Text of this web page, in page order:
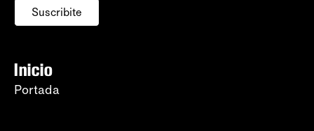
Suscribite
Inicio
Portada